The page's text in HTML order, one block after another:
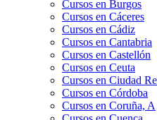
Cursos en Burgos
Cursos en Cáceres
Cursos en Cádiz
Cursos en Cantabria
Cursos en Castellón
Cursos en Ceuta
Cursos en Ciudad
Cursos en Córdoba
Cursos en Coruña, A